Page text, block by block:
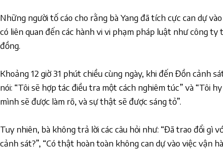
Những người tố cáo cho rằng bà Yang đã tích cực can dự
có liên quan đến các hành vi vi phạm pháp luật như công
đồng.
Khoảng 12 giờ 31 phút chiều cùng ngày, khi đến Đồn cảnh
nói: “Tôi sẽ hợp tác điều tra một cách nghiêm túc” và “Tôi
mình sẽ được làm rõ, và sự thật sẽ được sáng tỏ”.
Tuy nhiên, bà không trả lời các câu hỏi như: “Đã trao đổi gì
cảnh sát?”, “Có thật hoàn toàn không can dự vào việc vận